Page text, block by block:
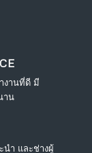
งานที่ดี มี
าน
ำ และช่างผู้